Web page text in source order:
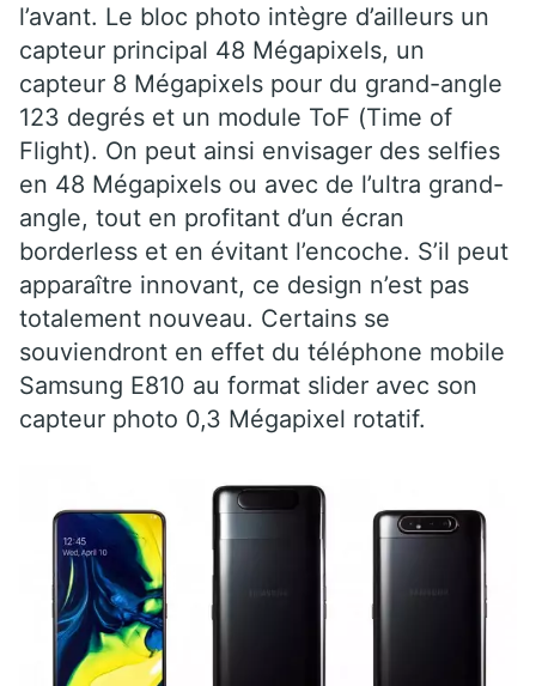
l’avant. Le bloc photo intègre d’ailleurs un
capteur principal 48 Mégapixels, un
capteur 8 Mégapixels pour du grand-angle
123 degrés et un module ToF (Time of
Flight). On peut ainsi envisager des selfies
en 48 Mégapixels ou avec de l’ultra grand-
angle, tout en profitant d’un écran
borderless et en évitant l’encoche. S’il peut
apparaître innovant, ce design n’est pas
totalement nouveau. Certains se
souviendront en effet du téléphone mobile
Samsung E810 au format slider avec son
capteur photo 0,3 Mégapixel rotatif.